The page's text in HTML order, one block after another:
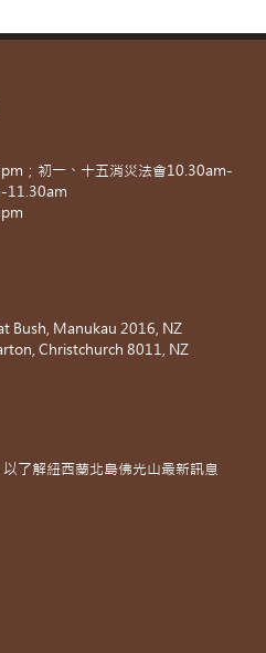
；初一、十五消災法會10.30am-
11.30am
Bush, Manukau 2016, NZ
Christchurch 8011, NZ
了解紐西蘭北島佛光山最新訊息